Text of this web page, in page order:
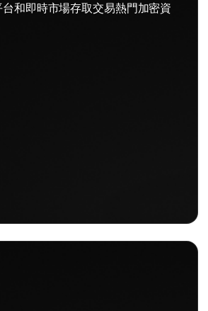
和即時市場存取交易熱門加密資